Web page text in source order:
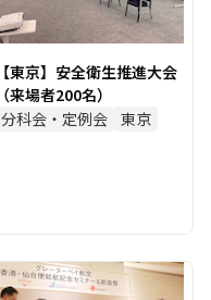
【東京】安全衛生推進大会
（来場者200名）
分科会・定例会 東京